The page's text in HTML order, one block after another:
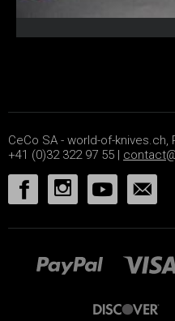
CeCo SA - world-of-knives.ch,
+41 (0)32 322 97 55 |